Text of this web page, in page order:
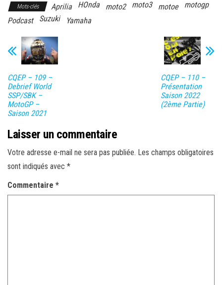
Mots-clés Aprilia HOnda moto2 moto3 motoe
motogp
Podcast
Suzuki Yamaha
CQEP – 109 –
Debrief World
SSP/SBK –
MotoGP –
Saison 2021
CQEP – 110 –
Présentation
Saison 2022
(2ème Partie)
Laisser un commentaire
Votre adresse e-mail ne sera pas publiée. Les champs obligatoires
sont indiqués avec *
Commentaire *